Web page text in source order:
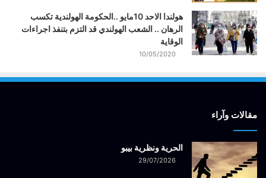
هولندا الاحد 10مايو ..الحكومة الهولندية تكسب
الرهان .. الشعب الهولندي قد التزم بتنفذ اجراءات
الوقاية
10/05/2020
مقالات وآراء
الحرية ونظرية بيبو
29/07/2026